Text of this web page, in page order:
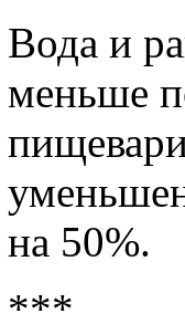
Вода и
меньше
на 50%.
***